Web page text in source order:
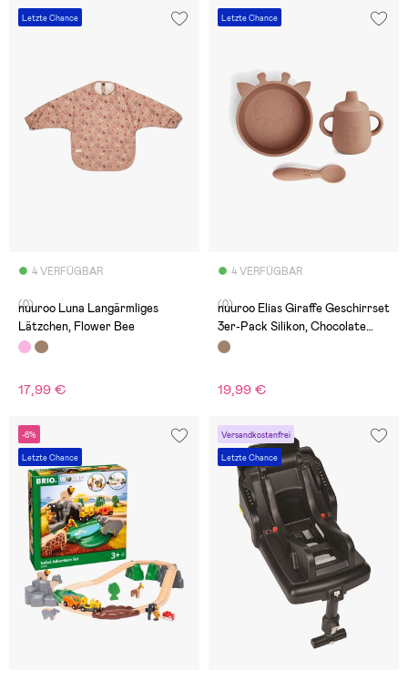
Letzte Chance
4 VERFÜGBAR
(0)
nuuroo Luna Langärmliges
Lätzchen, Flower Bee
17,99 €
Letzte Chance
4 VERFÜGBAR
(0)
nuuroo Elias Giraffe Geschirrset
3er-Pack Silikon, Chocolate
Malt
19,99 €
-6%
Letzte Chance
Versandkostenfrei
Letzte Chance